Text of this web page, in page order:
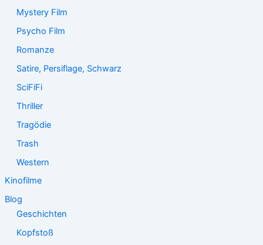
Mystery Film
Psycho Film
Romanze
Satire, Persiflage, Schwarz
SciFiFi
Thriller
Tragödie
Trash
Western
Kinofilme
Blog
Geschichten
Kopfstoß